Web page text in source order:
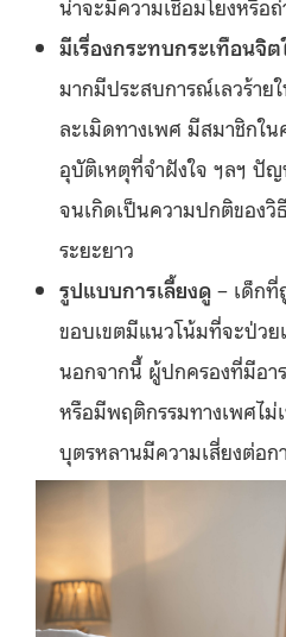
มีเรื่องกระทบกระเทือนจิต
มากมีประสบการณ์เลวร้าย
ละเมิดทางเพศ มีสมาชิกใ
อุบัติเหตุที่จำฝังใจ ฯลฯ ปั
จนเกิดเป็นความปกติของ
ระยะยาว
รูปแบบการเลี้ยงดู – เด็กที่
ขอบเขตมีแนวโน้มที่จะป่วย
นอกจากนี้ ผู้ปกครองที่มีอา
หรือมีพฤติกรรมทางเพศไม่
บุตรหลานมีความเสี่ยงต่อก